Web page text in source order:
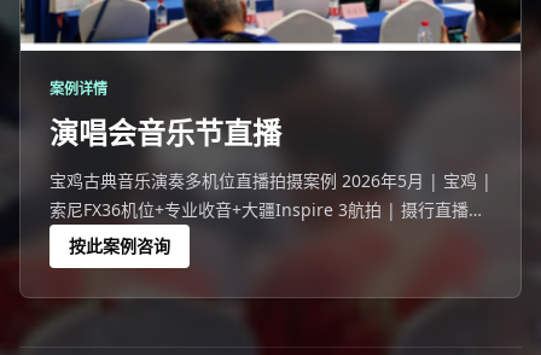
案例详情
演唱会音乐节直播
宝鸡古典音乐演奏多机位直播拍摄案例 2026年5月 | 宝鸡 |
索尼FX36机位+专业收音+大疆Inspire 3航拍 | 摄行直播宝
鸡团队 宝鸡一场786人的古典音乐演奏，线上26352人观
看。
按此案例咨询